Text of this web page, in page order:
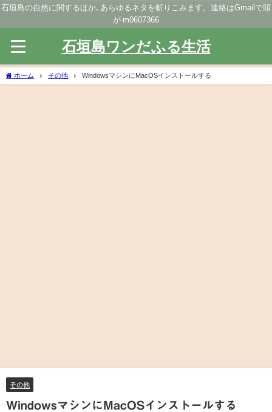
石垣島の自然に関するほか､あらゆるネタを斬りこみます。連絡はGmailで頭
が m0607366
石垣島ワンだふる生活
ホーム その他 WindowsマシンにMacOSインストールする
その他
WindowsマシンにMacOSインストールする